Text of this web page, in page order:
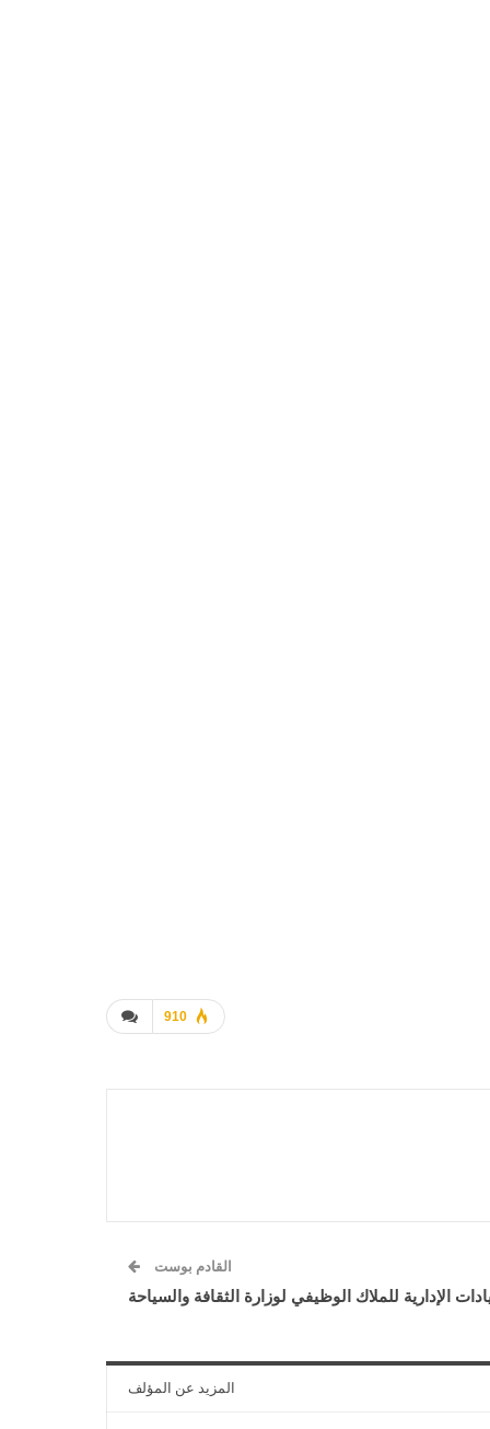
910
القادم بوست
الإدارية للملاك الوظيفي لوزارة الثقافة والسياحة
المزيد عن المؤلف